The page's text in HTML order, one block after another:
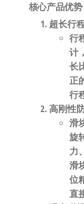
核心产品优势
超长行
行
计
长
正
行
高刚性
滑
旋
力
滑
位
直